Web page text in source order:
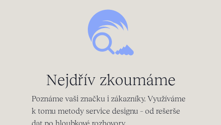
Nejdřív zkoumáme
Poznáme vaši značku i zákazníky. Využíváme
k tomu metody service designu – od rešerše
dat po hloubkové rozhovory.